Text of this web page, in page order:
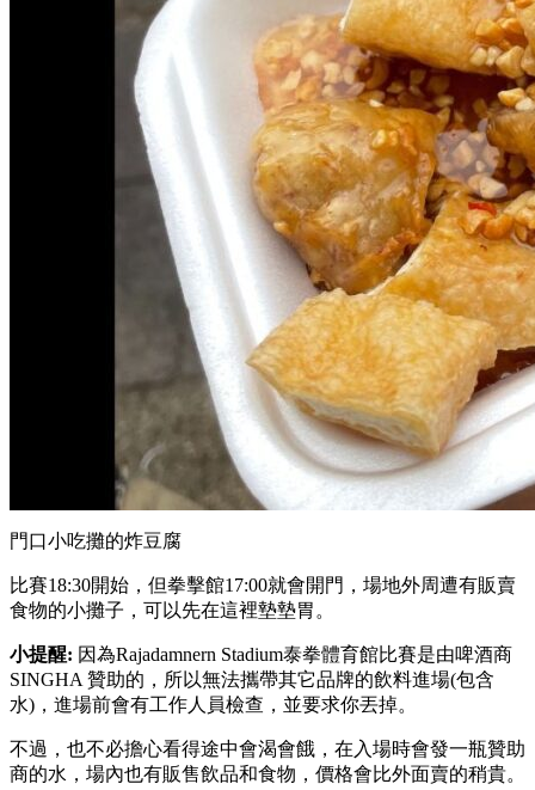
門口小吃攤的炸豆腐
比賽18:30開始，但拳擊館17:00就會開門，場地外周遭有販賣
食物的小攤子，可以先在這裡墊墊胃。
小提醒: 因為Rajadamnern Stadium泰拳體育館比賽是由啤酒商
SINGHA 贊助的，所以無法攜帶其它品牌的飲料進場(包含
水)，進場前會有工作人員檢查，並要求你丟掉。
不過，也不必擔心看得途中會渴會餓，在入場時會發一瓶贊助
商的水，場內也有販售飲品和食物，價格會比外面賣的稍貴。